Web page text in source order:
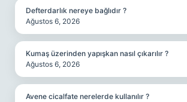
Defterdarlık nereye bağlıdır ?
Ağustos 6, 2026
Kumaş üzerinden yapışkan nasıl çıkarılır ?
Ağustos 6, 2026
Avene cicalfate nerelerde kullanılır ?